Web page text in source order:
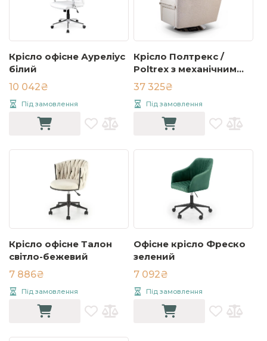
Крісло офісне Ауреліус
білий
10 042₴
Під замовлення
Крісло Полтрекс /
Poltrex з механічним
реклайнером
37 325₴
Під замовлення
Крісло офісне Талон
світло-бежевий
7 886₴
Під замовлення
Офісне крісло Фреско
зелений
7 092₴
Під замовлення